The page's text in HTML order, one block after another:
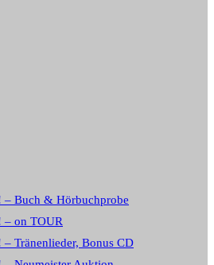
– Buch & Hörbuchprobe
– on TOUR
– Tränenlieder, Bonus CD